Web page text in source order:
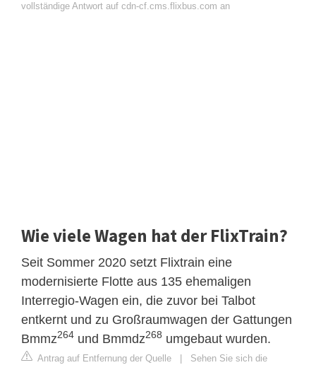
vollständige Antwort auf cdn-cf.cms.flixbus.com an
Wie viele Wagen hat der FlixTrain?
Seit Sommer 2020 setzt Flixtrain eine
modernisierte Flotte aus 135 ehemaligen
Interregio-Wagen ein, die zuvor bei Talbot
entkernt und zu Großraumwagen der Gattungen
Bmmz264 und Bmmdz268 umgebaut wurden.
Antrag auf Entfernung der Quelle
Sehen Sie sich die